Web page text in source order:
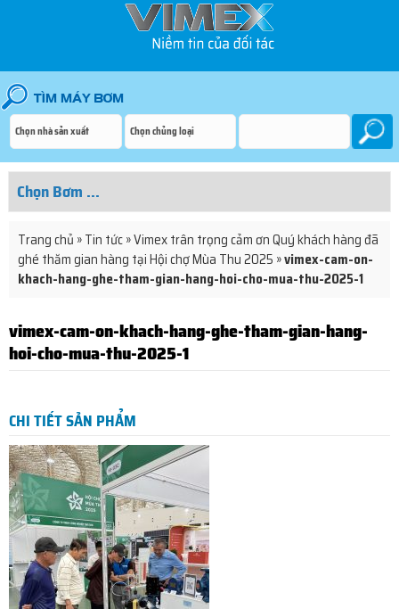
Trang chủ »Tin tức»Vimex trân trọng cảm ơn Quý khách hàng đã
ghé thăm gian hàng tại Hội chợ Mùa Thu 2025 »vimex-cam-on-
khach-hang-ghe-tham-gian-hang-hoi-cho-mua-thu-2025-1
vimex-cam-on-khach-hang-ghe-tham-gian-hang-
hoi-cho-mua-thu-2025-1
CHI TIẾT SẢN PHẨM